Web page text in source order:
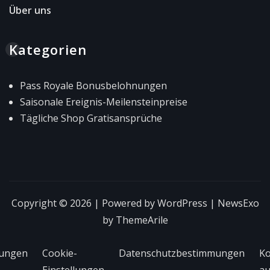
Über uns
Kategorien
Pass Royale Bonusbelohnungen
Saisonale Ereignis-Meilensteinpreise
Tägliche Shop Gratisansprüche
Copyright © 2026 | Powered byWordPress | NewsExo
by ThemeArile
Cookie-
Datenschutzbestimmungen